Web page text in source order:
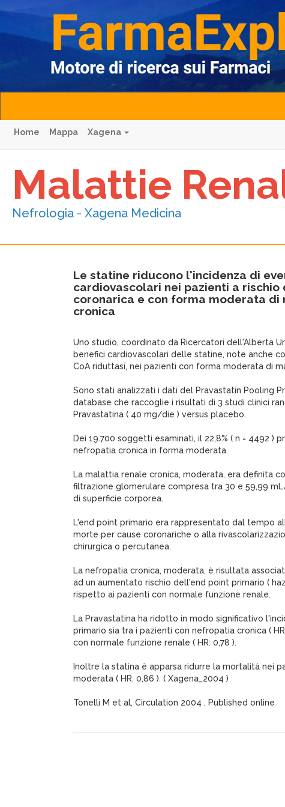
Home Mappa Xagena
Malattie
Nefrologia - Xagena Medicina
Le statine riducono l'incidenza di
cardiovascolari nei pazienti a
coronarica e con forma moderata di
cronica
Uno studio, coordinato da Ricercatori dell'Alberta
benefici cardiovascolari delle statine, note anche
CoA riduttasi, nei pazienti con forma moderata di
Sono stati analizzati i dati del Pravastatin Pooling
database che raccoglie i risultati di 3 studi clinici
Pravastatina ( 40 mg/die ) versus placebo.
Dei 19.700 soggetti esaminati, il 22,8% ( n = 4492 )
nefropatia cronica in forma moderata.
La malattia renale cronica, moderata, era definita
filtrazione glomerulare compresa tra 30 e 59,99
di superficie corporea.
L'end point primario era rappresentato dal tempo
morte per cause coronariche o alla
chirurgica o percutanea.
La nefropatia cronica, moderata, è risultata
ad un aumentato rischio dell'end point primario (
rispetto ai pazienti con normale funzione renale.
La Pravastatina ha ridotto in modo significativo
primario sia tra i pazienti con nefropatia cronica (
con normale funzione renale ( HR: 0,78 ).
Inoltre la statina è apparsa ridurre la mortalità nei
moderata ( HR: 0,86 ). ( Xagena_2004 )
Tonelli M et al, Circulation 2004 , Published online